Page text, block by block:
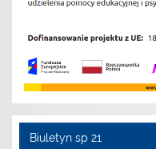
Biuletyn sp 21